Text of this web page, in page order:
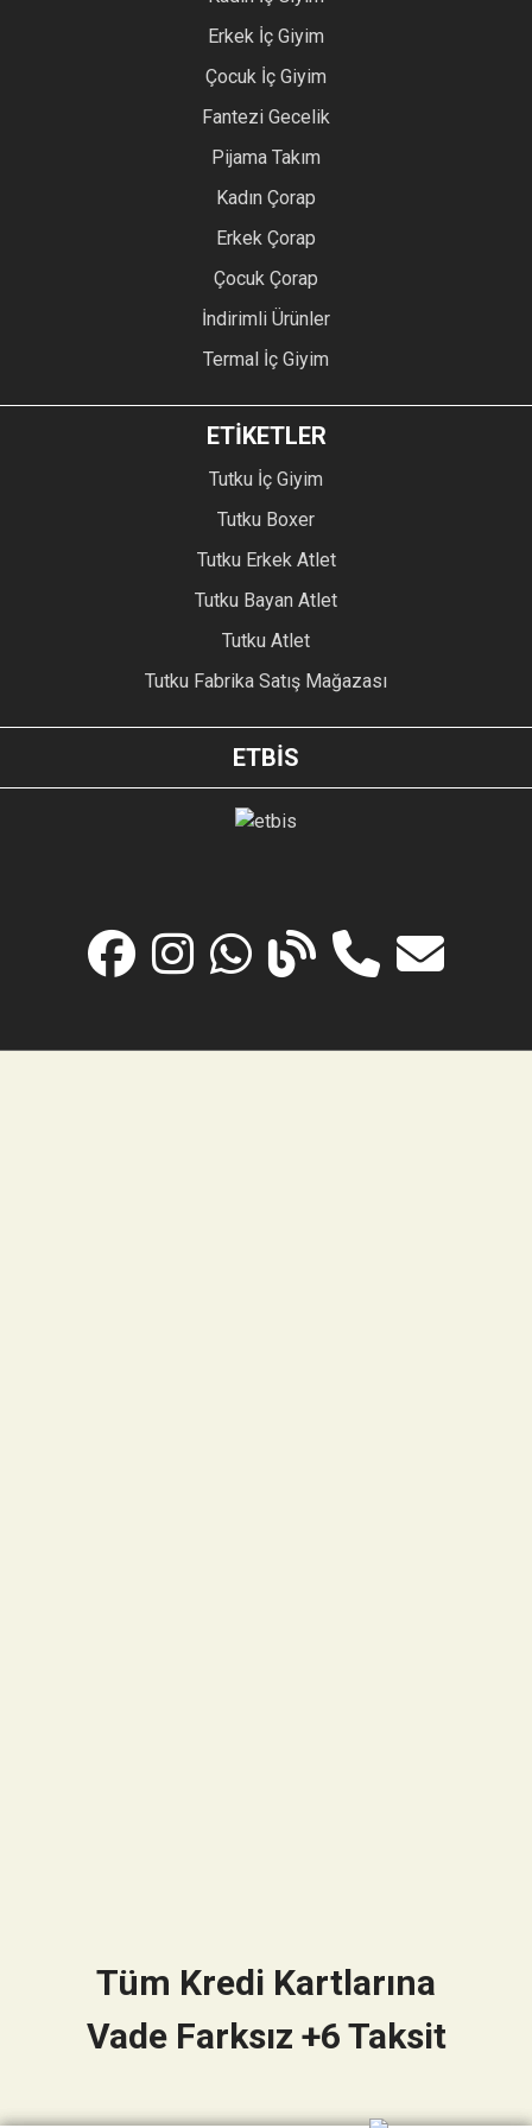
Erkek İç Giyim
Çocuk İç Giyim
Fantezi Gecelik
Pijama Takım
Kadın Çorap
Erkek Çorap
Çocuk Çorap
İndirimli Ürünler
Termal İç Giyim
ETİKETLER
Tutku İç Giyim
Tutku Boxer
Tutku Erkek Atlet
Tutku Bayan Atlet
Tutku Atlet
Tutku Fabrika Satış Mağazası
ETBİS
Tüm Kredi Kartlarına
Vade Farksız +6 Taksit